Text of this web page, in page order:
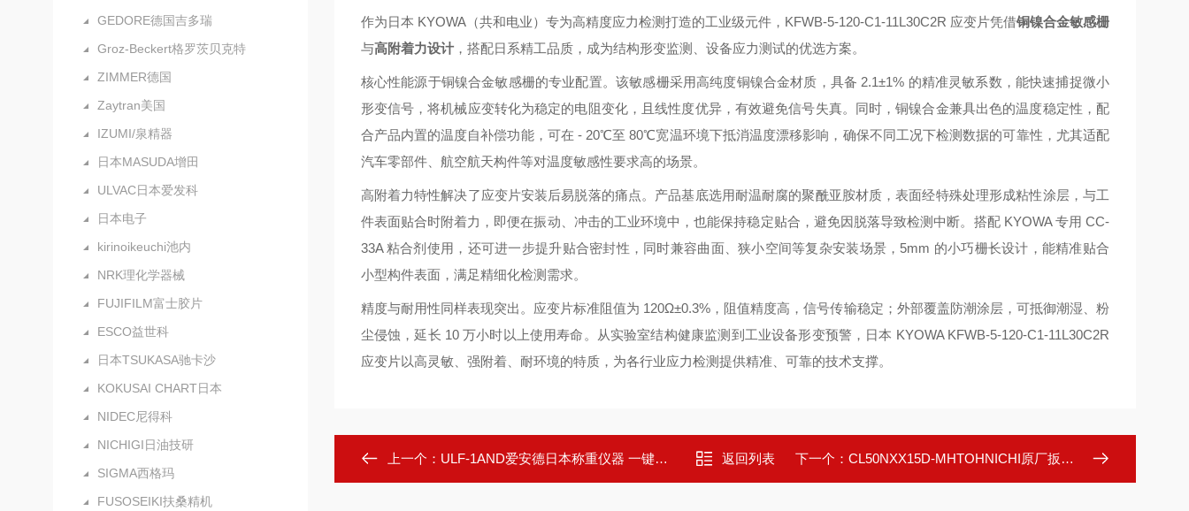
GEDORE德国吉多瑞
Groz-Beckert格罗茨贝克特
ZIMMER德国
Zaytran美国
IZUMI/泉精器
日本MASUDA增田
ULVAC日本爱发科
日本电子
kirinoikeuchi池内
NRK理化学器械
FUJIFILM富士胶片
ESCO益世科
日本TSUKASA驰卡沙
KOKUSAI CHART日本
NIDEC尼得科
NICHIGI日油技研
SIGMA西格玛
FUSOSEIKI扶桑精机
作为日本 KYOWA（共和电业）专为高精度应力检测打造的工业级元件，KFWB-5-120-C1-11L30C2R 应变片凭借铜镍合金敏感栅
与高附着力设计，搭配日系精工品质，成为结构形变监测、设备应力测试的优选方案。
核心性能源于铜镍合金敏感栅的专业配置。该敏感栅采用高纯度铜镍合金材质，具备 2.1±1% 的精准灵敏系数，能快速捕捉微小
形变信号，将机械应变转化为稳定的电阻变化，且线性度优异，有效避免信号失真。同时，铜镍合金兼具出色的温度稳定性，配
合产品内置的温度自补偿功能，可在 - 20℃至 80℃宽温环境下抵消温度漂移影响，确保不同工况下检测数据的可靠性，尤其适配
汽车零部件、航空航天构件等对温度敏感性要求高的场景。
高附着力特性解决了应变片安装后易脱落的痛点。产品基底选用耐温耐腐的聚酰亚胺材质，表面经特殊处理形成粘性涂层，与工
件表面贴合时附着力，即便在振动、冲击的工业环境中，也能保持稳定贴合，避免因脱落导致检测中断。搭配 KYOWA 专用 CC-
33A 粘合剂使用，还可进一步提升贴合密封性，同时兼容曲面、狭小空间等复杂安装场景，5mm 的小巧栅长设计，能精准贴合
小型构件表面，满足精细化检测需求。
精度与耐用性同样表现突出。应变片标准阻值为 120Ω±0.3%，阻值精度高，信号传输稳定；外部覆盖防潮涂层，可抵御潮湿、粉
尘侵蚀，延长 10 万小时以上使用寿命。从实验室结构健康监测到工业设备形变预警，日本 KYOWA KFWB-5-120-C1-11L30C2R
应变片以高灵敏、强附着、耐环境的特质，为各行业应力检测提供精准、可靠的技术支撑。
上一个： ULF-1AND爱安德日本称重仪器 一键自动校准 返回列表 下一个： CL50NXX15D-MHTOHNICHI原厂扳手防误操作锁止快速调节旋钮